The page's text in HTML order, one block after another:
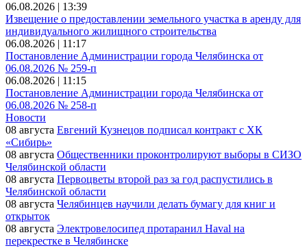
06.08.2026 | 13:39
Извещение о предоставлении земельного участка в аренду для
индивидуального жилищного строительства
06.08.2026 | 11:17
Постановление Администрации города Челябинска от
06.08.2026 № 259-п
06.08.2026 | 11:15
Постановление Администрации города Челябинска от
06.08.2026 № 258-п
Новости
08 августа Евгений Кузнецов подписал контракт с ХК
«Сибирь»
08 августа Общественники проконтролируют выборы в СИЗО
Челябинской области
08 августа Первоцветы второй раз за год распустились в
Челябинской области
08 августа Челябинцев научили делать бумагу для книг и
открыток
08 августа Электровелосипед протаранил Haval на
перекрестке в Челябинске